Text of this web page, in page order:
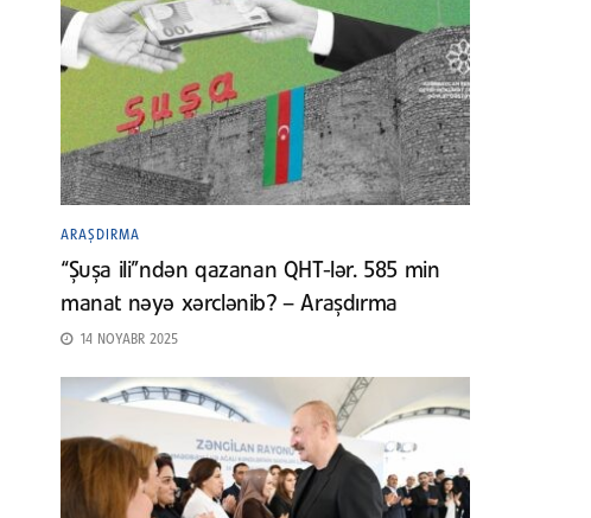
ARAŞDIRMA
“Şuşa ili”ndən qazanan QHT-lər. 585 min
manat nəyə xərclənib? – Araşdırma
14 NOYABR 2025